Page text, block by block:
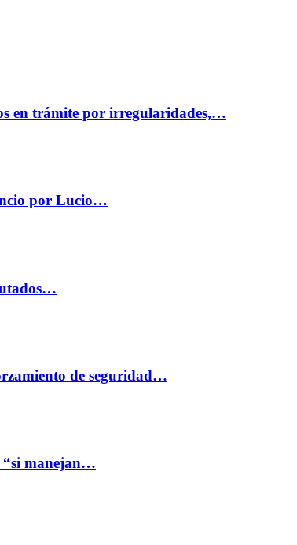
en trámite por irregularidades,…
por Lucio…
de seguridad…
“si manejan…